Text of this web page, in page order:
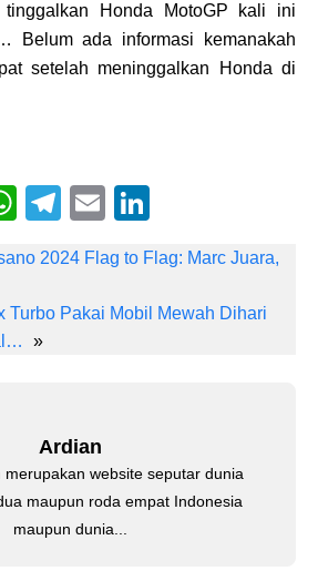
tinggalkan Honda MotoGP kali ini
Belum ada informasi kemanakah
setelah meninggalkan Honda di
W
at
s
A
T
e
gr
E
ail k
e
2024 Flag to Flag: Marc Juara,
Turbo Pakai Mobil Mewah Dihari
»
Ardian
merupakan website seputar dunia
maupun roda empat Indonesia
maupun dunia...